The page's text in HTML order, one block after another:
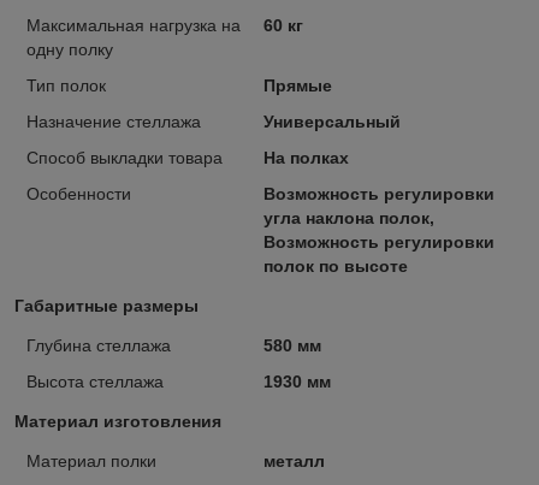
Максимальная нагрузка на
одну полку
60 кг
Тип полок
Прямые
Назначение стеллажа
Универсальный
Способ выкладки товара
На полках
Особенности
Возможность регулировки
угла наклона полок,
Возможность регулировки
полок по высоте
Габаритные размеры
Глубина стеллажа
580 мм
Высота стеллажа
1930 мм
Материал изготовления
Материал полки
металл